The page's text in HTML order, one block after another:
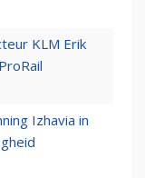
KLM Erik
Izhavia in